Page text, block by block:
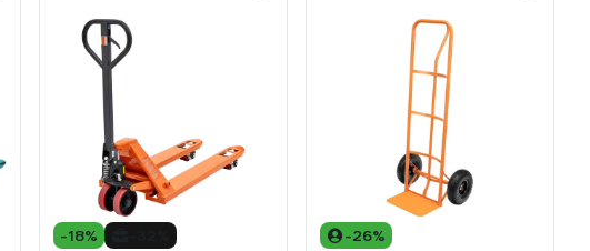
-18% -26%